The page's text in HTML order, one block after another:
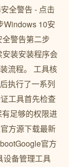
全警告 - 点击
Windows 10安
警告第二步
装安装程序会
流程。 工具核
执行了一系列
工具首先检查
足够的权限进
方源下载最新
官方
设备管理工具